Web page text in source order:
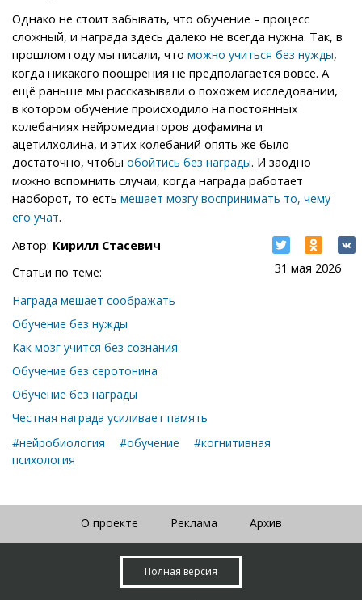
Однако не стоит забывать, что обучение – процесс
сложный, и награда здесь далеко не всегда нужна. Так, в
прошлом году мы писали, что можно учиться без нужды,
когда никакого поощрения не предполагается вовсе. А
ещё раньше мы рассказывали о похожем исследовании,
в котором обучение происходило на постоянных
колебаниях нейромедиаторов дофамина и
ацетилхолина, и этих колебаний опять же было
достаточно, чтобы обойтись без награды. И заодно
можно вспомнить случаи, когда награда работает
наоборот, то есть мешает мозгу воспринимать то, чему
его учат.
31 мая 2026
Автор: Кирилл Стасевич
Статьи по теме:
Награда мешает соображать
Обучение без нужды
Как мозг учится без сознания
Обучение без серотонина
Обучение без награды
Честная награда усиливает память
#нейробиология
#обучение
#когнитивная
психология
О проекте Реклама Архив
Полная версия